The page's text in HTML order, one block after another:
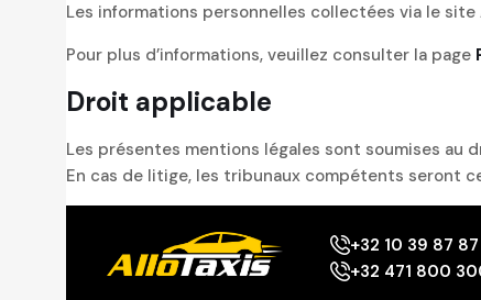
Les informations personnelles collectées via le
Pour plus d’informations, veuillez consulter la page
Droit applicable
Les présentes mentions légales sont soumises au
En cas de litige, les tribunaux compétents seront
+32 10 39 87 87
+32 471 800